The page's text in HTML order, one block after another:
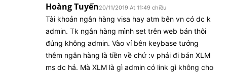
Hoàng Tuyến20/11/2019 At 11:49 chiều
Tài khoản ngân hàng visa hay atm bên vn có dc k
admin. Tk ngân hàng mình set trên web bán thôi
đúng không admin. Vào ví bên keybase tưởng
thêm ngân hàng là tiền về chứ :v phải đi bán XLM
ms dc hả. Mà XLM là gì admin có link gì không cho